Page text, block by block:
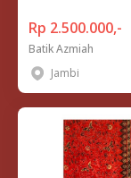
Rp 2.500.000,-
Batik Azmiah
Jambi